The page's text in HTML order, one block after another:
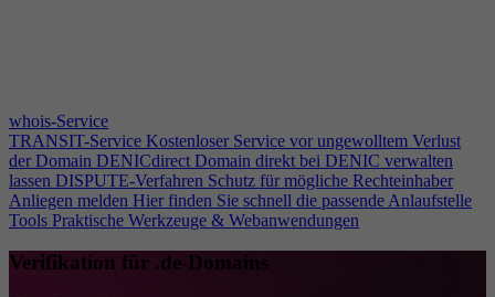
whois-Service
TRANSIT-Service Kostenloser Service vor ungewolltem Verlust
der Domain DENICdirect Domain direkt bei DENIC verwalten
lassen DISPUTE-Verfahren Schutz für mögliche Rechteinhaber
Anliegen melden Hier finden Sie schnell die passende Anlaufstelle
Tools Praktische Werkzeuge & Webanwendungen
Verifikation für .de-Domains